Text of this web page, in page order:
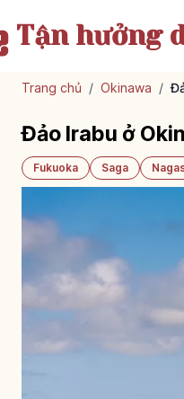
Tận hưởng
Trang chủ / Okinawa /
Đảo Irabu ở
Fukuoka Saga